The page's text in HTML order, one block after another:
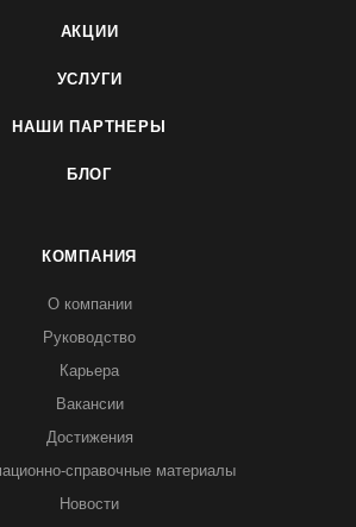
АКЦИИ
УСЛУГИ
НАШИ ПАРТНЕРЫ
БЛОГ
КОМПАНИЯ
О компании
Руководство
Карьера
Вакансии
Достижения
справочные материалы
Новости